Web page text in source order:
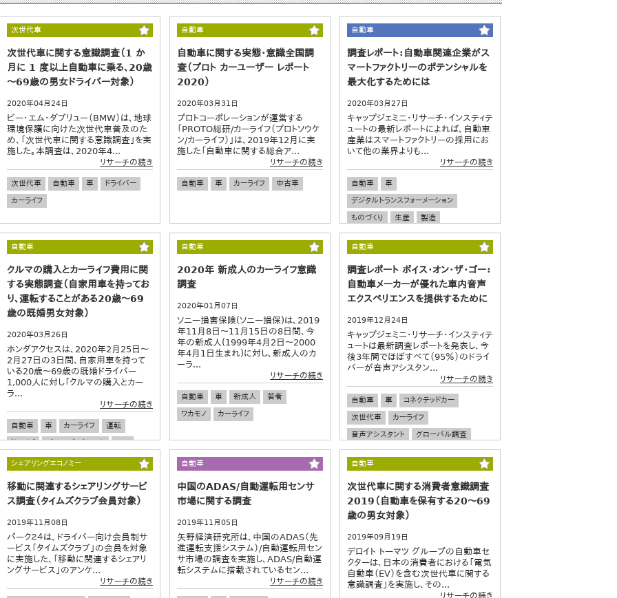
次世代車
次世代車に関する意識調査（1 か
月に 1 度以上自動車に乗る、20歳
～69歳の男女ドライバー対象）
2020年04月24日
ビー・エム・ダブリュー（BMW）は、地球
環境保護に向けた次世代車普及のた
め、「次世代車に関する意識調査」を実
施した。本調査は、2020年4...
リサーチの続き
次世代車 自動車 車
ドライバー
カーライフ
自動車
自動車に関する実態・意識全国調
査（プロト カーユーザー レポート
2020）
2020年03月31日
プロトコーポレーションが運営する
「PROTO総研/カーライフ（プロトソウケ
ン/カーライフ）」は、2019年12月に実
施した「自動車に関する総合ア...
リサーチの続き
自動車 車 カーライフ 中古車
自動車
調査レポート：自動車関連企業がス
マートファクトリーのポテンシャルを
最大化するためには
2020年03月27日
キャップジェミニ・リサーチ・インスティテ
ュートの最新レポートによれば、自動車
産業はスマートファクトリーの採用にお
いて他の業界よりも...
リサーチの続き
自動車
車
デジタルトランスフォーメーション
ものづくり
生産
製造
スマートファクトリー
グローバル調査
自動車
クルマの購入とカーライフ費用に関
する実態調査（自家用車を持ってお
り、運転することがある20歳～69
歳の既婚男女対象）
2020年03月26日
ホンダアクセスは、2020年2月25日～
2月27日の3日間、自家用車を持って
いる20歳～69歳の既婚ドライバー
1,000人に対し「クルマの購入とカー
ラ...
リサーチの続き
自動車 車 カーライフ
運転
ドライブ
ゴールデンウィーク
GW
大型連休
自動車
2020年 新成人のカーライフ意識
調査
2020年01月07日
ソニー損害保険(ソニー損保)は、2019
年11月8日〜11月15日の8日間、今
年の新成人(1999年4月2日〜2000
年4月1日生まれ)に対し、新成人のカ
ーラ...
リサーチの続き
自動車 車 新成人
若者
ワカモノ
カーライフ
自動車
調査レポート ボイス・オン・ザ・ゴー：
自動車メーカーが優れた車内音声
エクスペリエンスを提供するために
2019年12月24日
キャップジェミニ・リサーチ・インスティテ
ュートは最新調査レポートを発表し、今
後3年間でほぼすべて（95％）のドライ
バーが音声アシスタン...
リサーチの続き
自動車 車
コネクテッドカー
次世代車
カーライフ
音声アシスタント
グローバル調査
シェアリングエコノミー
移動に関連するシェアリングサービ
ス調査（タイムズクラブ会員対象）
2019年11月08日
パーク２４は、ドライバー向け会員制サ
ービス「タイムズクラブ」の会員を対象
に実施した、「移動に関連するシェアリ
ングサービス」のアンケ...
リサーチの続き
自動車
中国のADAS/自動運転用センサ
市場に関する調査
2019年11月05日
矢野経済研究所は、中国のADAS（先
進運転支援システム）/自動運転用セン
サ市場の調査を実施し、ADAS/自動運
転システムに搭載されているセン...
リサーチの続き
自動車
次世代車に関する消費者意識調査
2019（自動車を保有する20～69
歳の男女対象）
2019年09月19日
デロイト トーマツ グループの自動車セ
クターは、日本の消費者における「電気
自動車（EV）を含む次世代車に関する
意識調査」を実施し、その...
リサーチの続き